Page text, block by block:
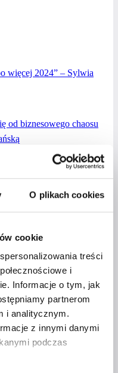
O plikach cookies
cookie
treści
i
Informacje o tym, jak
partnerom
i analitycznym.
z innymi danymi
podczas
więcej 2024” – Sylwia
od biznesowego chaosu